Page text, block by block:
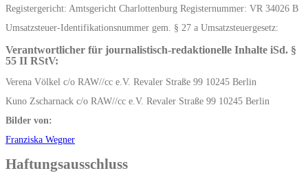
Registergericht: Amtsgericht Charlottenburg Registernummer: VR 34026 B
Umsatzsteuer-Identifikationsnummer gem. § 27 a Umsatzsteuergesetz:
Verantwortlicher für journalistisch-redaktionelle Inhalte iSd. §
55 II RStV:
Verena Völkel c/o RAW//cc e.V. Revaler Straße 99 10245 Berlin
Kuno Zscharnack c/o RAW//cc e.V. Revaler Straße 99 10245 Berlin
Bilder von:
Franziska Wegner
Haftungsausschluss